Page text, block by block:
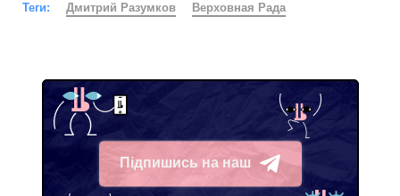
Теги: Дмитрий Разумков Верховная Рада
Підпишись на наш
Telegram